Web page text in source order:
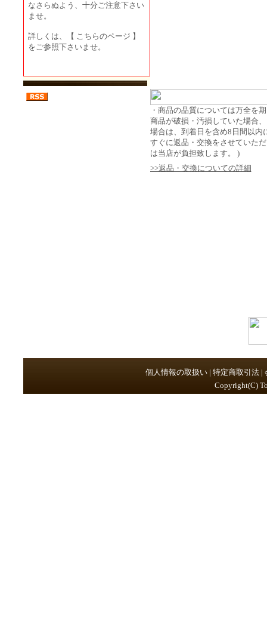
なさらぬよう、十分ご注意下さい
ませ。
詳しくは、
【 こちらのページ 】
をご参照下さいませ。
・商品の品質については万全を
商品が破損・汚損していた場合
場合は、到着日を含め8日間以内
すぐに返品・交換をさせていた
は当店が負担致します。 )
>>返品・交換についての詳細
個人情報の取扱い| 特定商取引法|
Copyright(C)